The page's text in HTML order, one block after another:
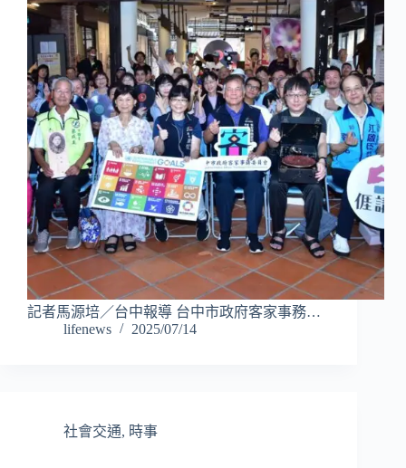
記者馬源培／台中報導 台中市政府客家事務…
lifenews
2025/07/14
社會交通, 時事